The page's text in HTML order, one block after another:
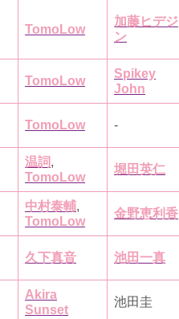
TomoLow
加藤ヒデジ
ン
TomoLow
Spikey
John
TomoLow -
温詞,
TomoLow
堀田英仁
中村泰輔,
TomoLow
金野恵利香
久下真音 池田一真
Akira
Sunset
池田圭